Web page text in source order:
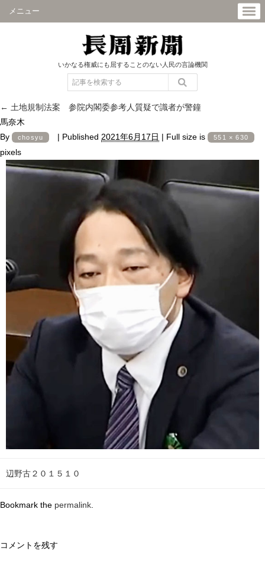
メニュー
いかなる権威にも屈することのない人民の言論機関
← 土地規制法案 参院内閣委参考人質疑で識者が警鐘
馬奈木
By
chosyu | Published 2021年6月17日 | Full size is 551 × 630
pixels
辺野古２０１５１０
Bookmark the permalink
コメントを残す